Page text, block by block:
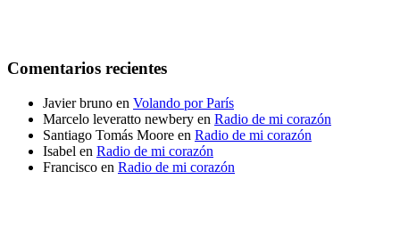
Comentarios recientes
Javier bruno en Volando por París
Marcelo leveratto newbery en Radio de mi corazón
Santiago Tomás Moore en Radio de mi corazón
Isabel en Radio de mi corazón
Francisco en Radio de mi corazón